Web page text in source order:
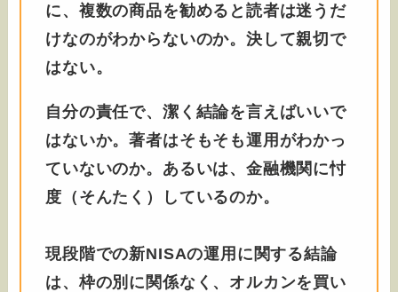
に、複数の商品を勧めると読者は迷うだ
けなのがわからないのか。決して親切で
はない。
自分の責任で、潔く結論を言えばいいで
はないか。著者はそもそも運用がわかっ
ていないのか。あるいは、金融機関に忖
度（そんたく）しているのか。
現段階での新NISAの運用に関する結論
は、枠の別に関係なく、オルカンを買い